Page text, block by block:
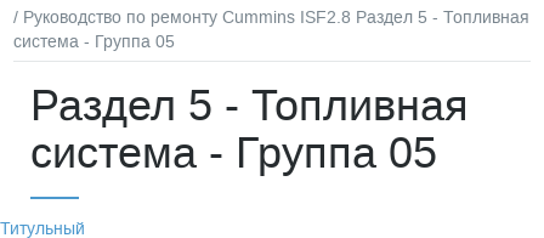
/ Руководство по ремонту Cummins ISF2.8 Раздел 5 - Топливная
система - Группа 05
Раздел 5 - Топливная
система - Группа 05
Титульный